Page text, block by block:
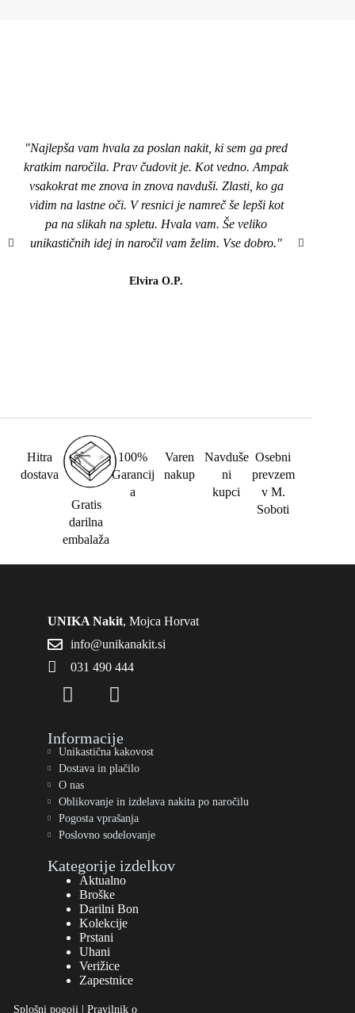
"Najlepša vam hvala za poslan nakit, ki sem ga pred
kratkim naročila. Prav čudovit je. Kot vedno. Ampak
vsakokrat me znova in znova navduši. Zlasti, ko ga
vidim na lastne oči. V resnici je namreč še lepši kot
pa na slikah na spletu. Hvala vam. Še veliko
unikastičnih idej in naročil vam želim. Vse dobro."
Elvira O.P.
Hitra
dostava
Gratis
darilna
embalaža
100%
Garancij
a
Varen
nakup
Navduše
ni
kupci
Osebni
prevzem
v M.
Soboti
UNIKA Nakit, Mojca Horvat
info@unikanakit.si
031 490 444
Informacije
Unikastična kakovost
Dostava in plačilo
O nas
Oblikovanje in izdelava nakita po naročilu
Pogosta vprašanja
Poslovno sodelovanje
Kategorije izdelkov
Aktualno
Broške
Darilni Bon
Kolekcije
Prstani
Uhani
Verižice
Zapestnice
Splošni pogoji| Pravilnik o